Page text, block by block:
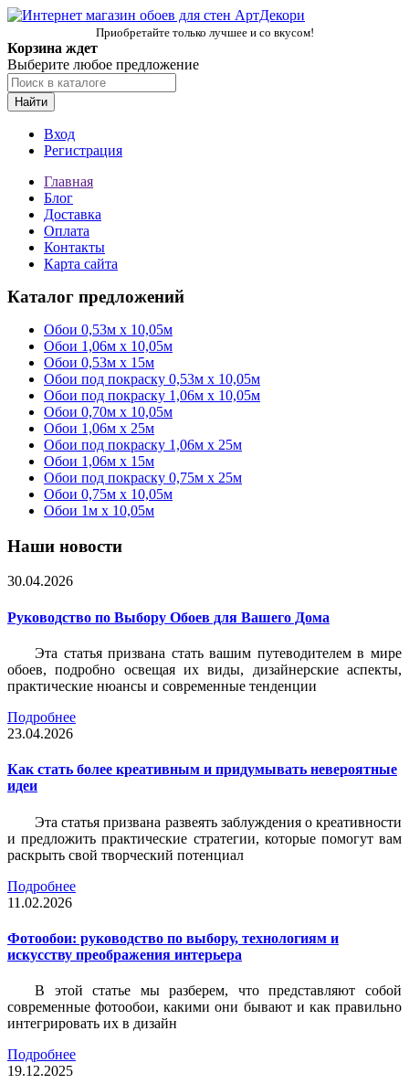
Приобретайте только лучшее и со вкусом!
Корзина ждет
Выберите любое предложение
Найти
Вход
Регистрация
Главная
Блог
Доставка
Оплата
Контакты
Карта сайта
Каталог предложений
Обои 0,53м x 10,05м
Обои 1,06м х 10,05м
Обои 0,53м x 15м
Обои под покраску 0,53м x 10,05м
Обои под покраску 1,06м х 10,05м
Обои 0,70м x 10,05м
Обои 1,06м x 25м
Обои под покраску 1,06м x 25м
Обои 1,06м x 15м
Обои под покраску 0,75м x 25м
Обои 0,75м x 10,05м
Обои 1м х 10,05м
Наши новости
30.04.2026
Руководство по Выбору Обоев для Вашего Дома
Эта статья призвана стать вашим путеводителем в мире
обоев, подробно освещая их виды, дизайнерские аспекты,
практические нюансы и современные тенденции
Подробнее
23.04.2026
Как стать более креативным и придумывать невероятные
идеи
Эта статья призвана развеять заблуждения о креативности
и предложить практические стратегии, которые помогут вам
раскрыть свой творческий потенциал
Подробнее
11.02.2026
Фотообои: руководство по выбору, технологиям и
искусству преображения интерьера
В этой статье мы разберем, что представляют собой
современные фотообои, какими они бывают и как правильно
интегрировать их в дизайн
Подробнее
19.12.2025